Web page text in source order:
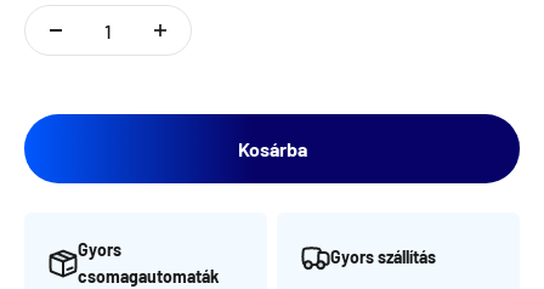
Kosárba
Gyors
csomagautomaták
Gyors szállítás